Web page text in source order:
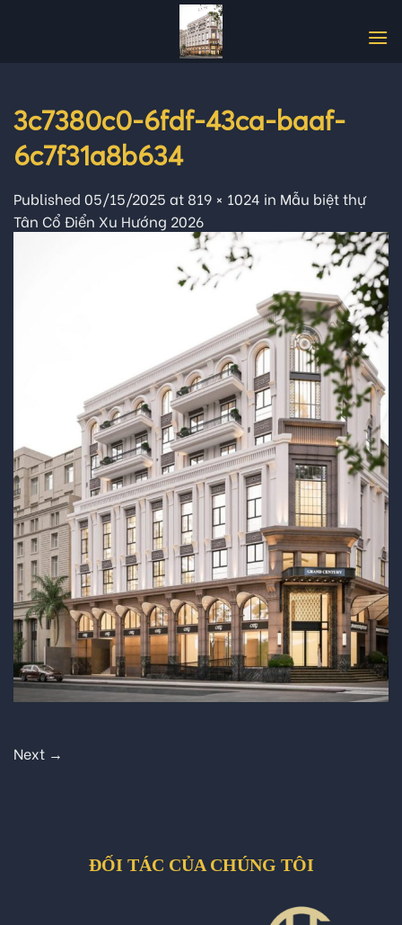
3c7380c0-6fdf-43ca-baaf-
6c7f31a8b634
Published 05/15/2025 at 819 × 1024 in Mẫu biệt thự
Tân Cổ Điển Xu Hướng 2026
Next →
ĐỐI TÁC CỦA CHÚNG TÔI